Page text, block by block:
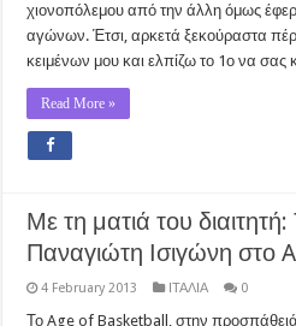
χιονοπόλεμου από την άλλη όμως
αγώνων. Έτσι, αρκετά ξεκούραστα
κειμένων μου και ελπίζω το 1ο να σας
Read More »
Με τη ματιά του
Παναγιώτη Ισιγώνη στο
4 February 2013 ΙΤΑΛΙΑ 0
Το Age of Basketball, στην